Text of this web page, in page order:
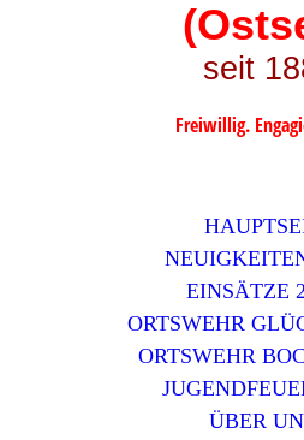
seit
Freiwillig.
EINSÄTZE
ORTSWEHR
ORTSWEHR
ÜBER